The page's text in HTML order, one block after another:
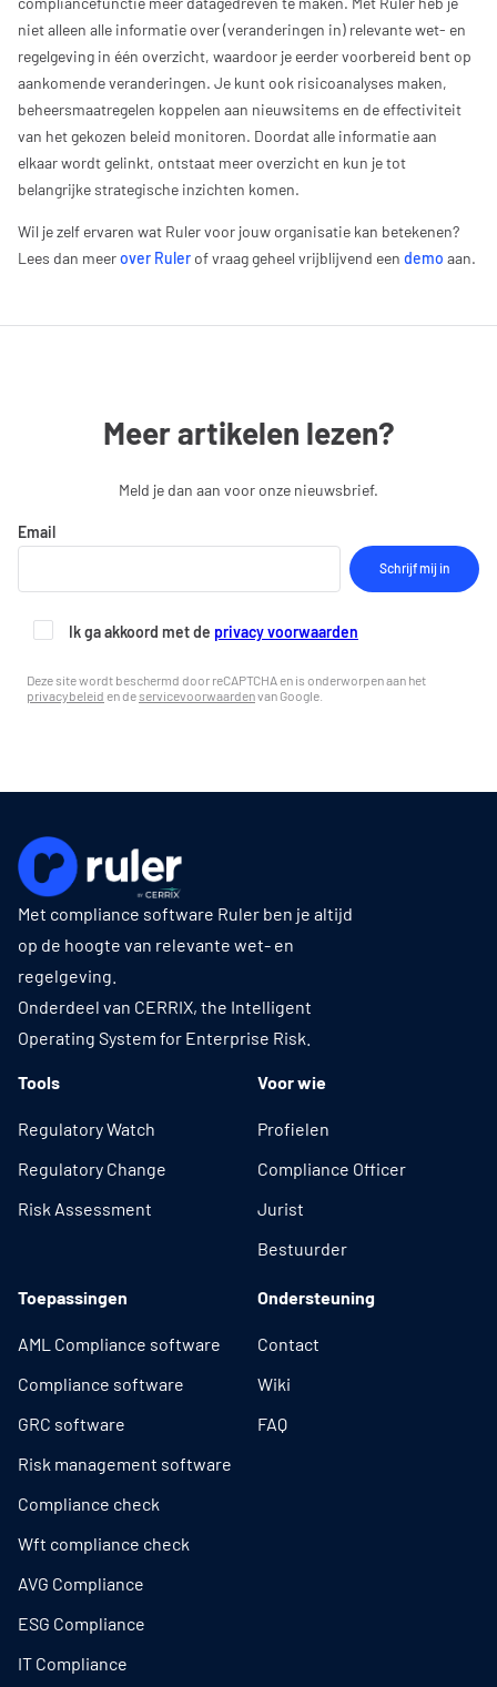
niet alleen alle informatie over (veranderingen in) relevante wet- en
regelgeving in één overzicht, waardoor je eerder voorbereid bent op
aankomende veranderingen. Je kunt ook risicoanalyses maken,
beheersmaatregelen koppelen aan nieuwsitems en de effectiviteit
van het gekozen beleid monitoren. Doordat alle informatie aan
elkaar wordt gelinkt, ontstaat meer overzicht en kun je tot
belangrijke strategische inzichten komen.
Wil je zelf ervaren wat Ruler voor jouw organisatie kan betekenen?
Lees dan meerover Ruler of vraag geheel vrijblijvend een demo aan.
Meer artikelen lezen?
Meld je dan aan voor onze nieuwsbrief.
Email
Ik ga akkoord met de privacy voorwaarden
Deze site wordt beschermd door reCAPTCHA en is onderworpen aan het
privacybeleid en deservicevoorwaardenvan Google.
Met compliance software Ruler ben je altijd
op de hoogte van relevante wet- en
regelgeving.
Onderdeel van CERRIX, the Intelligent
Operating System for Enterprise Risk.
Tools
Regulatory Watch
Regulatory Change
Risk Assessment
Voor wie
Profielen
Compliance Officer
Jurist
Bestuurder
Toepassingen
AML Compliance software
Compliance software
GRC software
Risk management software
Compliance check
Wft compliance check
AVG Compliance
ESG Compliance
IT Compliance
Ondersteuning
Contact
Wiki
FAQ